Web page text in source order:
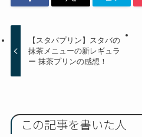
【スタバプリン】スタバの
抹茶メニューの新レギュラ
ー 抹茶プリンの感想！
この記事を書いた人